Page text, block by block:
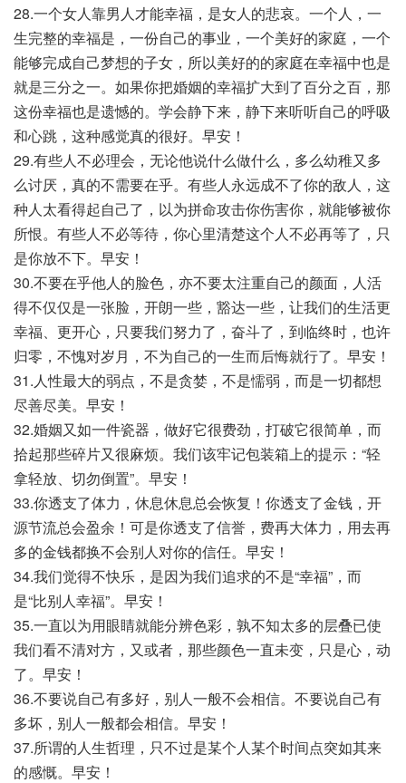
28.一个女人靠男人才能幸福，是女人的悲哀。一个人，一
生完整的幸福是，一份自己的事业，一个美好的家庭，一个
能够完成自己梦想的子女，所以美好的的家庭在幸福中也是
就是三分之一。如果你把婚姻的幸福扩大到了百分之百，那
这份幸福也是遗憾的。学会静下来，静下来听听自己的呼吸
和心跳，这种感觉真的很好。早安！
29.有些人不必理会，无论他说什么做什么，多么幼稚又多
么讨厌，真的不需要在乎。有些人永远成不了你的敌人，这
种人太看得起自己了，以为拼命攻击你伤害你，就能够被你
所恨。有些人不必等待，你心里清楚这个人不必再等了，只
是你放不下。早安！
30.不要在乎他人的脸色，亦不要太注重自己的颜面，人活
得不仅仅是一张脸，开朗一些，豁达一些，让我们的生活更
幸福、更开心，只要我们努力了，奋斗了，到临终时，也许
归零，不愧对岁月，不为自己的一生而后悔就行了。早安！
31.人性最大的弱点，不是贪婪，不是懦弱，而是一切都想
尽善尽美。早安！
32.婚姻又如一件瓷器，做好它很费劲，打破它很简单，而
拾起那些碎片又很麻烦。我们该牢记包装箱上的提示：“轻
拿轻放、切勿倒置”。早安！
33.你透支了体力，休息休息总会恢复！你透支了金钱，开
源节流总会盈余！可是你透支了信誉，费再大体力，用去再
多的金钱都换不会别人对你的信任。早安！
34.我们觉得不快乐，是因为我们追求的不是“幸福”，而
是“比别人幸福”。早安！
35.一直以为用眼睛就能分辨色彩，孰不知太多的层叠已使
我们看不清对方，又或者，那些颜色一直未变，只是心，动
了。早安！
36.不要说自己有多好，别人一般不会相信。不要说自己有
多坏，别人一般都会相信。早安！
37.所谓的人生哲理，只不过是某个人某个时间点突如其来
的感慨。早安！